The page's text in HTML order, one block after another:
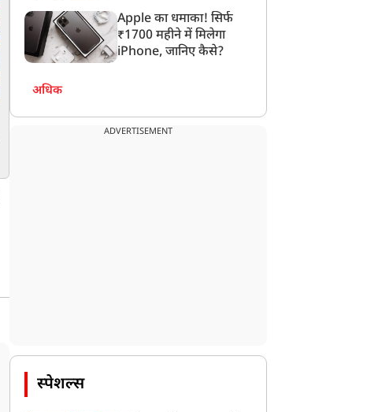
कांग्रेस से शुरू किया
राजनीतिक सफर, ढहाया
के नए 'अधिकारी' का
सुवेंदु ने कैसे उखाड़ा TMC का
'बरगद का पेड़', दिलचस्प है
Apple का धमाका! सिर्फ
₹1700 महीने में मिलेगा
iPhone, जानिए कैसे?
अधिक
ADVERTISEMENT
स्पेशल्स